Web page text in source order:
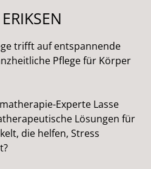
trifft auf entspannende
Pflege für Körper
Experte Lasse
Lösungen für
die helfen, Stress